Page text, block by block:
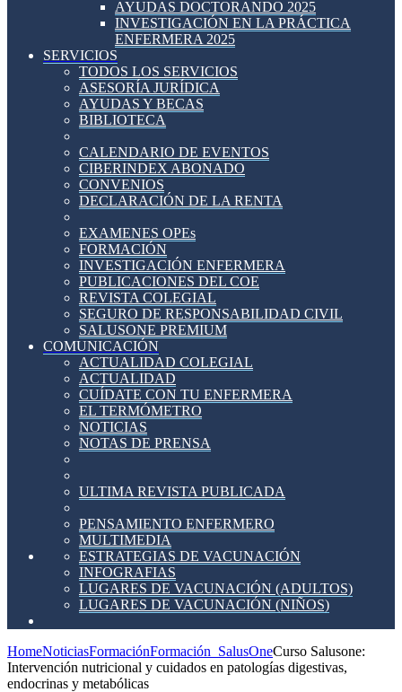
AYUDAS DOCTORANDO 2025
INVESTIGACIÓN EN LA PRÁCTICA
ENFERMERA 2025
SERVICIOS
TODOS LOS SERVICIOS
ASESORÍA JURÍDICA
AYUDAS Y BECAS
BIBLIOTECA
CALENDARIO DE EVENTOS
CIBERINDEX ABONADO
CONVENIOS
DECLARACIÓN DE LA RENTA
EXAMENES OPEs
FORMACIÓN
INVESTIGACIÓN ENFERMERA
PUBLICACIONES DEL COE
REVISTA COLEGIAL
SEGURO DE RESPONSABILIDAD CIVIL
SALUSONE PREMIUM
COMUNICACIÓN
ACTUALIDAD COLEGIAL
ACTUALIDAD
CUÍDATE CON TU ENFERMERA
EL TERMÓMETRO
NOTICIAS
NOTAS DE PRENSA
ULTIMA REVISTA PUBLICADA
PENSAMIENTO ENFERMERO
MULTIMEDIA
ESTRATEGIAS DE VACUNACIÓN
INFOGRAFIAS
LUGARES DE VACUNACIÓN (ADULTOS)
LUGARES DE VACUNACIÓN (NIÑOS)
HomeNoticiasFormaciónFormación_SalusOneCurso Salusone:
Intervención nutricional y cuidados en patologías digestivas,
endocrinas y metabólicas